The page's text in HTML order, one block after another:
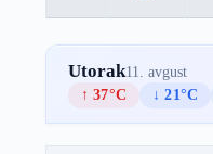
Utorak11. avgust
↑ 37°C
↓ 21°C